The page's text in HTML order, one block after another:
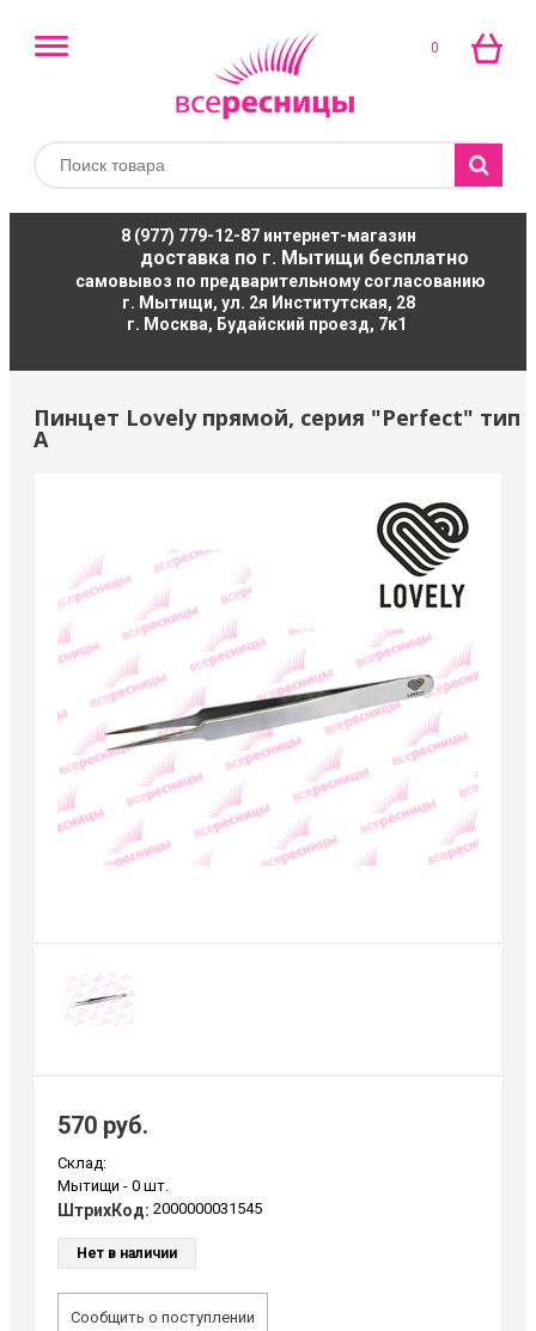
0
8 (977) 779-12-87интернет-магазин
доставка по г. Мытищи бесплатно
самовывоз по предварительному согласованию
г. Мытищи, ул. 2я Институтская, 28
г. Москва, Будайский проезд, 7к1
Пинцет Lovely прямой, серия "Perfect" тип
А
570 руб.
Склад:
Мытищи - 0 шт.
ШтрихКод: 2000000031545
Нет в наличии
Сообщить о поступлении